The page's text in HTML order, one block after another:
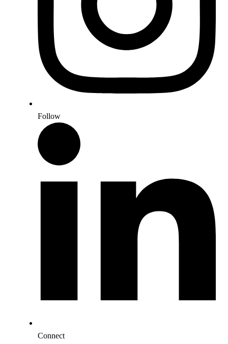
Follow
Connect